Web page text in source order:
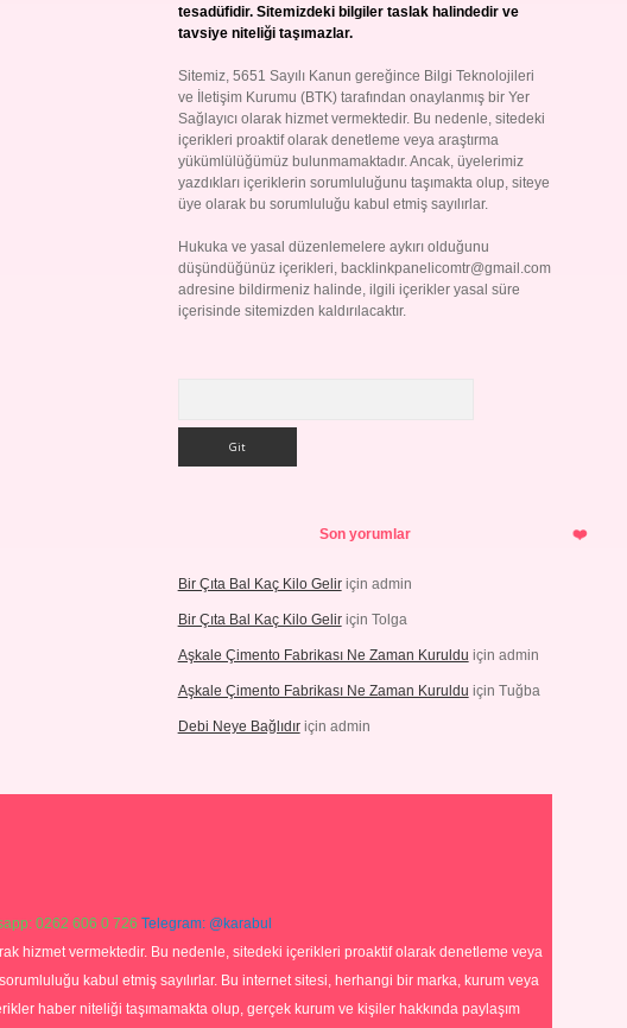
tesadüfidir. Sitemizdeki bilgiler taslak halindedir ve
tavsiye niteliği taşımazlar.
Sitemiz, 5651 Sayılı Kanun gereğince Bilgi Teknolojileri
ve İletişim Kurumu (BTK) tarafından onaylanmış bir Yer
Sağlayıcı olarak hizmet vermektedir. Bu nedenle, sitedeki
içerikleri proaktif olarak denetleme veya araştırma
yükümlülüğümüz bulunmamaktadır. Ancak, üyelerimiz
yazdıkları içeriklerin sorumluluğunu taşımakta olup, siteye
üye olarak bu sorumluluğu kabul etmiş sayılırlar.
Hukuka ve yasal düzenlemelere aykırı olduğunu
düşündüğünüz içerikleri, backlinkpanelicomtr@gmail.com
adresine bildirmeniz halinde, ilgili içerikler yasal süre
içerisinde sitemizden kaldırılacaktır.
Son yorumlar
Bir Çıta Bal Kaç Kilo Geliriçin admin
Bir Çıta Bal Kaç Kilo Geliriçin Tolga
Aşkale Çimento Fabrikası Ne Zaman Kuruldu için admin
Aşkale Çimento Fabrikası Ne Zaman Kuruldu için Tuğba
Debi Neye Bağlıdıriçin admin
0262 606 0 726 Telegram: @karabul
hizmet vermektedir. Bu nedenle, sitedeki içerikleri proaktif olarak denetleme veya
kabul etmiş sayılırlar. Bu internet sitesi, herhangi bir marka, kurum veya
haber niteliği taşımamakta olup, gerçek kurum ve kişiler hakkında paylaşım